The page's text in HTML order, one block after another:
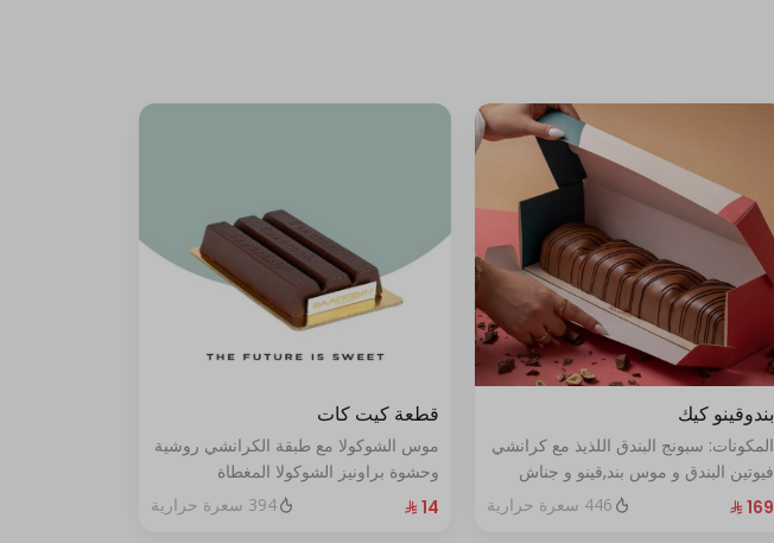
بندوقينو كيك
المكونات: سبونج البندق اللذيذ مع كرانشي
فيوتين البندق و موس بند,قينو و جناش
البندق مع طبقة شوكولا ناعمة (تكفي من
446 سعرة حرارية
قطعة كيت كات
موس الشوكولا مع طبقة الكرانشي روشية
وحشوة براونيز الشوكولا المغطاة
بالكراميل
394 سعرة حرارية